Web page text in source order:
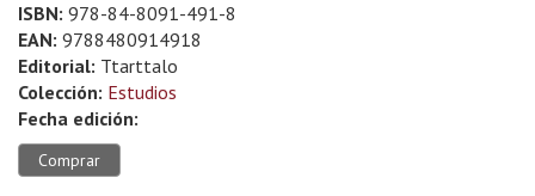
ISBN: 978-84-8091-491-8
EAN: 9788480914918
Editorial: Ttarttalo
Colección: Estudios
Fecha edición:
Comprar